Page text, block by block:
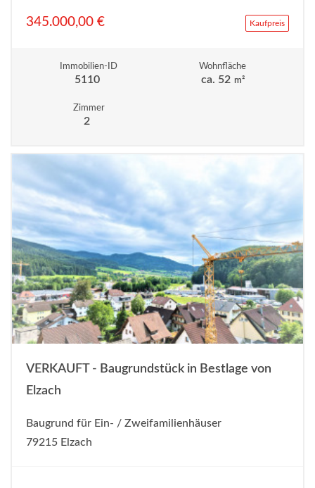
345.000,00 € Kaufpreis
Immobilien-ID
5110
Wohnfläche
ca. 52 m²
Zimmer
2
VERKAUFT - Baugrundstück in Bestlage von
Elzach
Baugrund für Ein- / Zweifamilienhäuser
79215 Elzach